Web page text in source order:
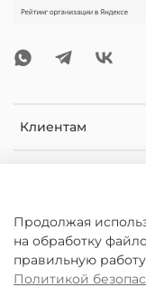
Клиентам
Дополнительная
Продолжая
на обработку
правильную
Политикой